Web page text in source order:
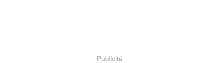
Publicité